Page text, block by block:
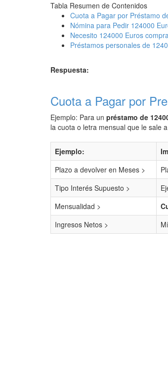
Tabla Resumen de Contenidos
Cuota a Pagar por Préstamo
Nómina para Pedir 124000
Necesito 124000 Euros
Préstamos personales de
Respuesta:
Cuota a Pagar por
Ejemplo: Para un préstamo de
la cuota o letra mensual que le sale
Ejemplo:
Plazo a devolver en Meses >
Tipo Interés Supuesto >
Mensualidad >
Ingresos Netos >